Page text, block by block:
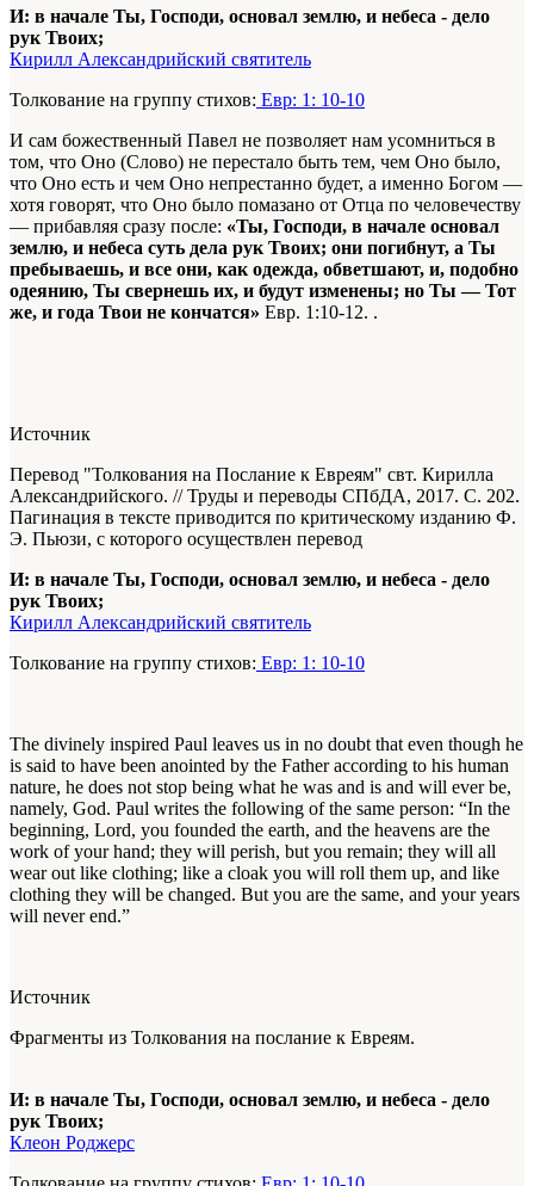
И: в начале Ты, Господи, основал землю, и небеса - дело
рук Твоих;
Кирилл Александрийский святитель
Толкование на группу стихов: Евр: 1: 10-10
И сам божественный Павел не позволяет нам усомниться в
том, что Оно (Слово) не перестало быть тем, чем Оно было,
что Оно есть и чем Оно непрестанно будет, а именно Богом —
хотя говорят, что Оно было помазано от Отца по человечеству
— прибавляя сразу после: «Ты, Господи, в начале основал
землю, и небеса суть дела рук Твоих; они погибнут, а Ты
пребываешь, и все они, как одежда, обветшают, и, подобно
одеянию, Ты свернешь их, и будут изменены; но Ты — Тот
же, и года Твои не кончатся» Евр. 1:10-12. .
Источник
Перевод "Толкования на Послание к Евреям" свт. Кирилла
Александрийского. // Труды и переводы СПбДА, 2017. С. 202.
Пагинация в тексте приводится по критическому изданию Ф.
Э. Пьюзи, с которого осуществлен перевод
И: в начале Ты, Господи, основал землю, и небеса - дело
рук Твоих;
Кирилл Александрийский святитель
Толкование на группу стихов: Евр: 1: 10-10
The divinely inspired Paul leaves us in no doubt that even though he
is said to have been anointed by the Father according to his human
nature, he does not stop being what he was and is and will ever be,
namely, God. Paul writes the following of the same person: “In the
beginning, Lord, you founded the earth, and the heavens are the
work of your hand; they will perish, but you remain; they will all
wear out like clothing; like a cloak you will roll them up, and like
clothing they will be changed. But you are the same, and your years
will never end.”
Источник
Фрагменты из Толкования на послание к Евреям.
И: в начале Ты, Господи, основал землю, и небеса - дело
рук Твоих;
Клеон Роджерс